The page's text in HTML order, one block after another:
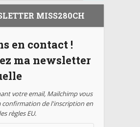
MISS280CH
en contact !
ma newsletter
votre email, Mailchimp vous
confirmation de l'inscription en
règles EU.